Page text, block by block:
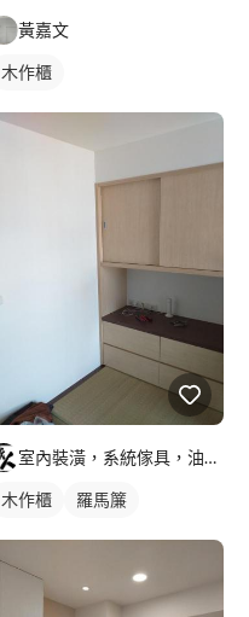
黃嘉文
木作櫃
室內裝潢，系統傢具，油漆粉刷，舊屋翻新
木作櫃 羅馬簾